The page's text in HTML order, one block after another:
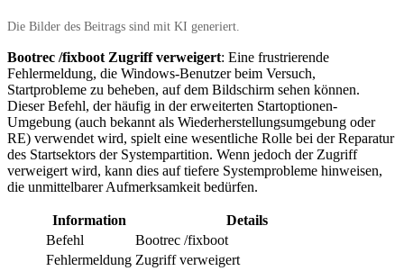
Die Bilder des Beitrags sind mit KI generiert.
Bootrec /fixboot Zugriff verweigert: Eine frustrierende
Fehlermeldung, die Windows-Benutzer beim Versuch,
Startprobleme zu beheben, auf dem Bildschirm sehen können.
Dieser Befehl, der häufig in der erweiterten Startoptionen-
Umgebung (auch bekannt als Wiederherstellungsumgebung oder
RE) verwendet wird, spielt eine wesentliche Rolle bei der Reparatur
des Startsektors der Systempartition. Wenn jedoch der Zugriff
verweigert wird, kann dies auf tiefere Systemprobleme hinweisen,
die unmittelbarer Aufmerksamkeit bedürfen.
Information
Details
Befehl
Bootrec /fixboot
Fehlermeldung Zugriff verweigert